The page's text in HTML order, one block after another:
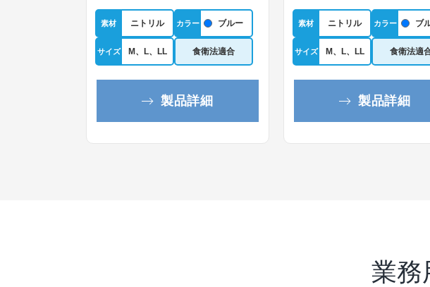
素材 ニトリル カラー ブルー
サイズ M、L、LL 食衛法適合
製品詳細
素材 ニトリル カラー ブ
サイズ M、L、LL 食衛法適
製品詳細
業務